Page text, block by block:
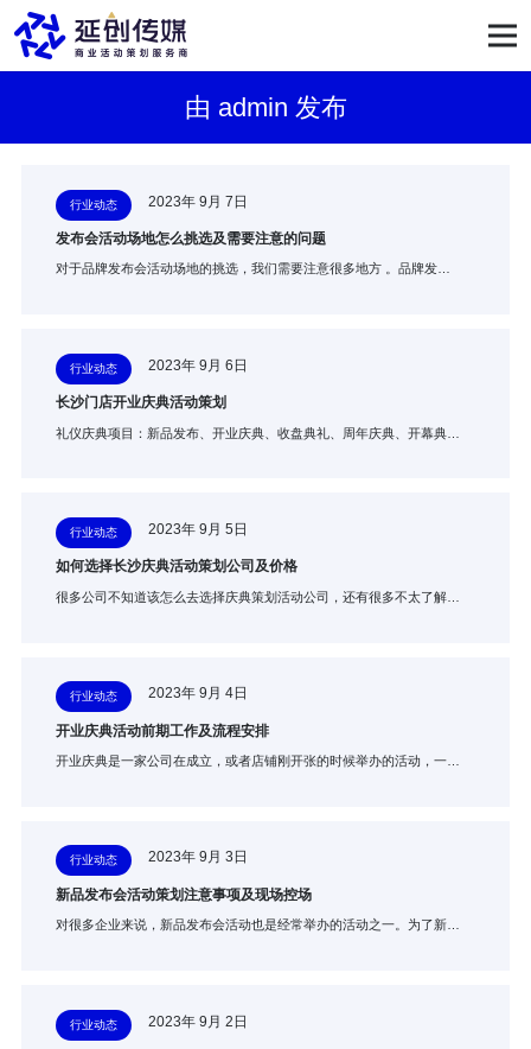
由 admin 发布
行业动态 2023年 9月 7日
发布会活动场地怎么挑选及需要注意的问题
对于品牌发布会活动场地的挑选，我们需要注意很多地方 。品牌发…
行业动态 2023年 9月 6日
长沙门店开业庆典活动策划
礼仪庆典项目：新品发布、开业庆典、收盘典礼、周年庆典、开幕典…
行业动态 2023年 9月 5日
如何选择长沙庆典活动策划公司及价格
很多公司不知道该怎么去选择庆典策划活动公司，还有很多不太了解…
行业动态 2023年 9月 4日
开业庆典活动前期工作及流程安排
开业庆典是一家公司在成立，或者店铺刚开张的时候举办的活动，一…
行业动态 2023年 9月 3日
新品发布会活动策划注意事项及现场控场
对很多企业来说，新品发布会活动也是经常举办的活动之一。为了新…
行业动态 2023年 9月 2日